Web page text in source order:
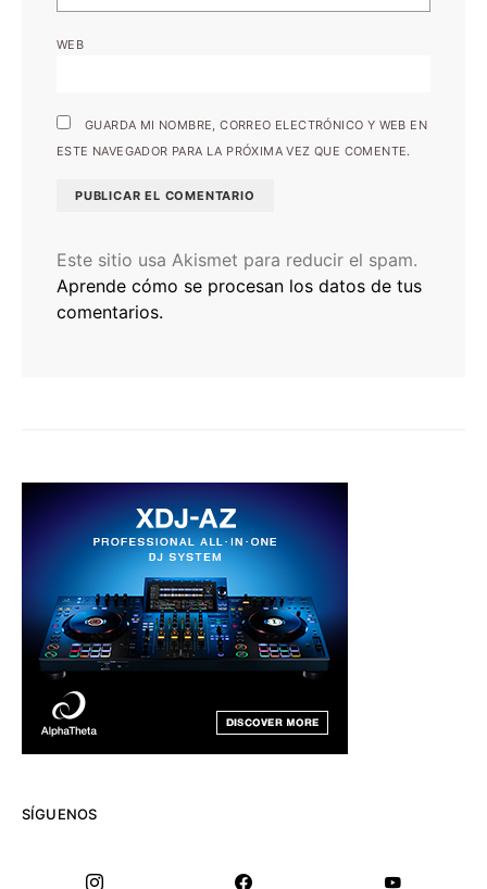
WEB
GUARDA MI NOMBRE, CORREO ELECTRÓNICO Y WEB EN
ESTE NAVEGADOR PARA LA PRÓXIMA VEZ QUE COMENTE.
Este sitio usa Akismet para reducir el spam.
Aprende cómo se procesan los datos de tus
comentarios.
SÍGUENOS